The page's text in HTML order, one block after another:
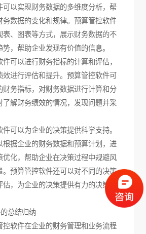
可以实现财务数据的多维度分析，帮
务数据的变化和规律。预算管控软件
表、图表等方式，展示财务数据的不
，帮助企业发现有价值的信息。
可以进行财务指标的计算和评估，
效进行评估和提升。预算管控软件可
财务指标，对财务数据进行计算和分
了解财务绩效的情况，发现问题并采
可以为企业的决策提供科学支持。
根据企业的财务数据和预算计划，进
优化，帮助企业在决策过程中规避风
。预算管控软件还可以对不同的决策
，为企业的决策提供有力的决策支
总结归纳
控软件在企业的财务管理和业务流程